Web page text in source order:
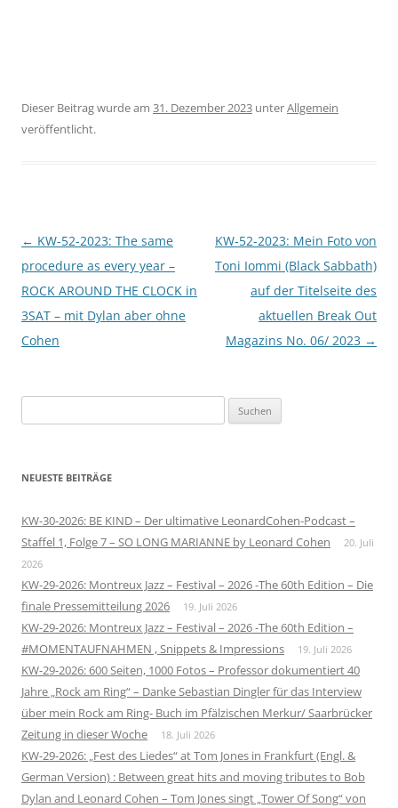
Dieser Beitrag wurde am 31. Dezember 2023 unterAllgemein
veröffentlicht.
Beitragsnavigation
← KW-52-2023: The same
procedure as every year –
ROCK AROUND THE CLOCK in
3SAT – mit Dylan aber ohne
Cohen
KW-52-2023: Mein Foto von
Toni Iommi (Black Sabbath)
auf der Titelseite des
aktuellen Break Out
Magazins No. 06/ 2023 →
nach:
NEUESTE BEITRÄGE
KW-30-2026: BE KIND – Der ultimative LeonardCohen-Podcast –
Staffel 1, Folge 7 – SO LONG MARIANNE by Leonard Cohen
20. Juli
2026
KW-29-2026: Montreux Jazz – Festival – 2026 -The 60th Edition – Die
finale Pressemitteilung 2026
19. Juli 2026
KW-29-2026: Montreux Jazz – Festival – 2026 -The 60th Edition –
#MOMENTAUFNAHMEN , Snippets & Impressions
19. Juli 2026
KW-29-2026: 600 Seiten, 1000 Fotos – Professor dokumentiert 40
Jahre „Rock am Ring“ – Danke Sebastian Dingler für das Interview
über mein Rock am Ring- Buch im Pfälzischen Merkur/ Saarbrücker
Zeitung in dieser Woche
18. Juli 2026
KW-29-2026: „Fest des Liedes“ at Tom Jones in Frankfurt (Engl. &
German Version) : Between great hits and moving tributes to Bob
Dylan and Leonard Cohen – Tom Jones singt „Tower Of Song“ von